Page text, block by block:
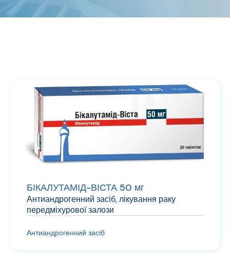
БІКАЛУТАМІД-ВІСТА 50 мг
Антиандрогенний засіб, лікування раку
передміхурової залози
Антиандрогенний засіб